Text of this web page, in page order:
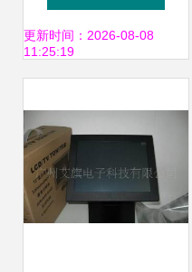
IT168图赏与LCD
更新时间：2026-08-08
11:25:19